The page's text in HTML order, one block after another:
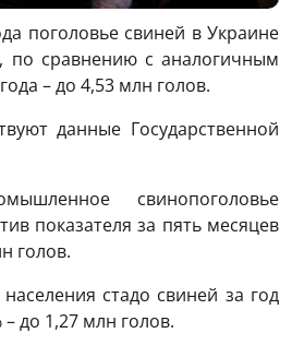
поголовье свиней в Украине
по сравнению с аналогичным
– до 4,53 млн голов.
данные Государственной
свинопоголовье
показателя за пять месяцев
голов.
стадо свиней за год
– до 1,27 млн ​​голов.